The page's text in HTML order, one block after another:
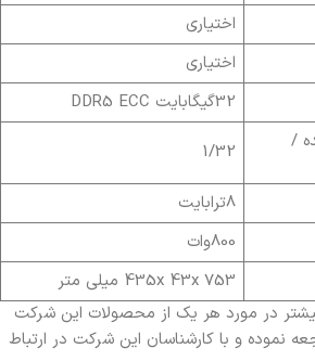
اختیاری
اختیاری
32گیگابایت DDR5 ECC
/
1/32
8ترابایت
800وات
435x 43x 753 میلی متر
در مورد هر یک از محصولات این شرکت
نموده و با کارشناسان این شرکت در ارتباط